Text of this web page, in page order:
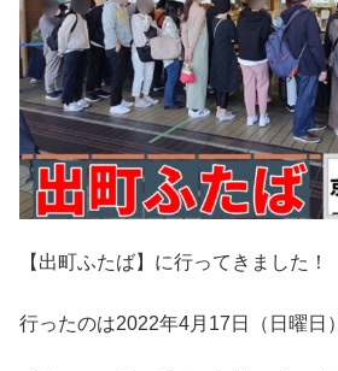
【出町ふたば】に行ってきました！
行ったのは2022年4月17日（日曜日）